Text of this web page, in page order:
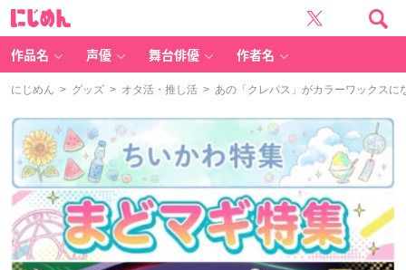
作品名 声優 舞台俳優 作者名
にじめん > グッズ > オタ活・推し活 > あの「クレパス」がカラーワックスに